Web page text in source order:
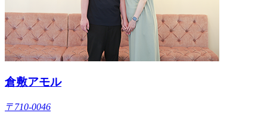
倉敷アモル
〒710-0046